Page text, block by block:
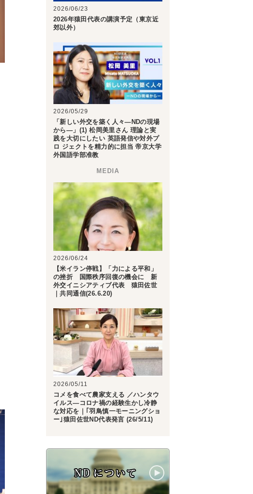
2026/06/23
2026年猿田代表の講演予定（東京近
郊以外）
2026/05/29
「新しい外交を築く人々―NDの現場
から―」(1) 松岡美里さん 理論と実
践を大切にしたい 英語発信や対外プ
ロ ジェクトを精力的に担当 帝京大学
外国語学部准教
2026/06/24
【米イラン停戦】「力による平和」
の挫折 国際秩序回復の機会に 新
外交イニシアティブ代表 猿田佐世
｜共同通信(26.6.20)
2026/05/11
コメを食べて農家支える ／ハンタウ
イルス―コロナ禍の経験生かし冷静
な対応を｜｢羽鳥慎一モーニングショ
ー｣猿田佐世ND代表発言 (26/5/11)